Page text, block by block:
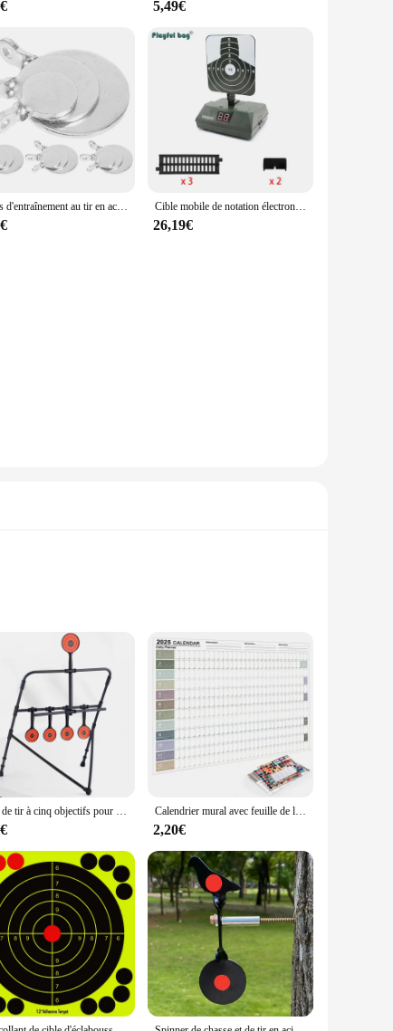
5,49€
Cibles d'entraînement au tir en acier inoxydable, 12 pièces, 4 chacune de 2cm + 3cm + 4cm Cible mobile de notation électronique pour enfants, jeu de balle molle, Cristal automatique, effet sonore, jouet, cible de notation, AQB111
26,19€
set is designed to withstand the rigors of intense
providing a consistent and challenging experience. The
and retail vendors.
designed to enhance your accuracy and precision.
impact resistance ensures that the targets can
clubs, training facilities, or anyone looking to
needs of all shooters, from beginners to professionals.
Cible de tir à cinq objectifs pour enfants, pratique familiale, cadre BB, Cristal automatique, odorà air comprimé, pratique du tir Calendrier mural avec feuille de licence, grand format, kawaii, liste de tâches, liste de cibles, fournitures de bureau, 2025, 2024
2,20€